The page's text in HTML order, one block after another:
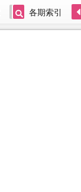
各期索引